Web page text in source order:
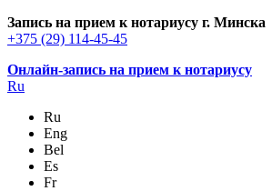
Запись на прием к нотариусу г. Минска
+375 (29) 114-45-45
Онлайн-запись на прием к нотариусу
Ru
Ru
Eng
Bel
Es
Fr